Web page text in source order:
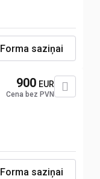
Forma saziņai
900 EUR
Cena bez PVN
Forma saziņai